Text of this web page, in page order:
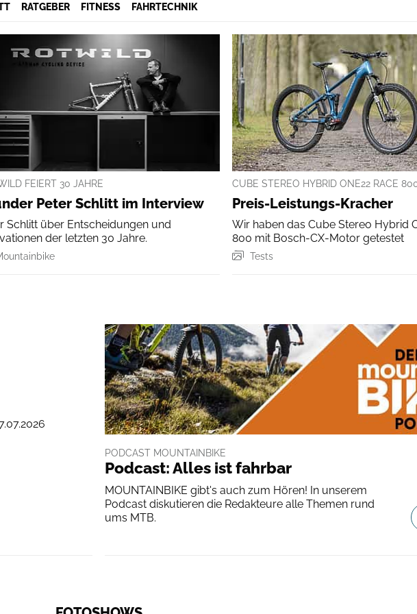
RATGEBER FITNESS FAHRTECHNIK
FEIERT 30 JAHRE
Peter Schlitt im Interview
Schlitt über Entscheidungen und
der letzten 30 Jahre.
CUBE STEREO HYBRID ONE22 RACE
Preis-Leistungs-Kracher
Wir haben das Cube Stereo Hybrid
800 mit Bosch-CX-Motor getestet
Tests
PODCAST MOUNTAINBIKE
Podcast: Alles ist fahrbar
MOUNTAINBIKE gibt's auch zum Hören! In unserem
Podcast diskutieren die Redakteure alle Themen rund
ums MTB.